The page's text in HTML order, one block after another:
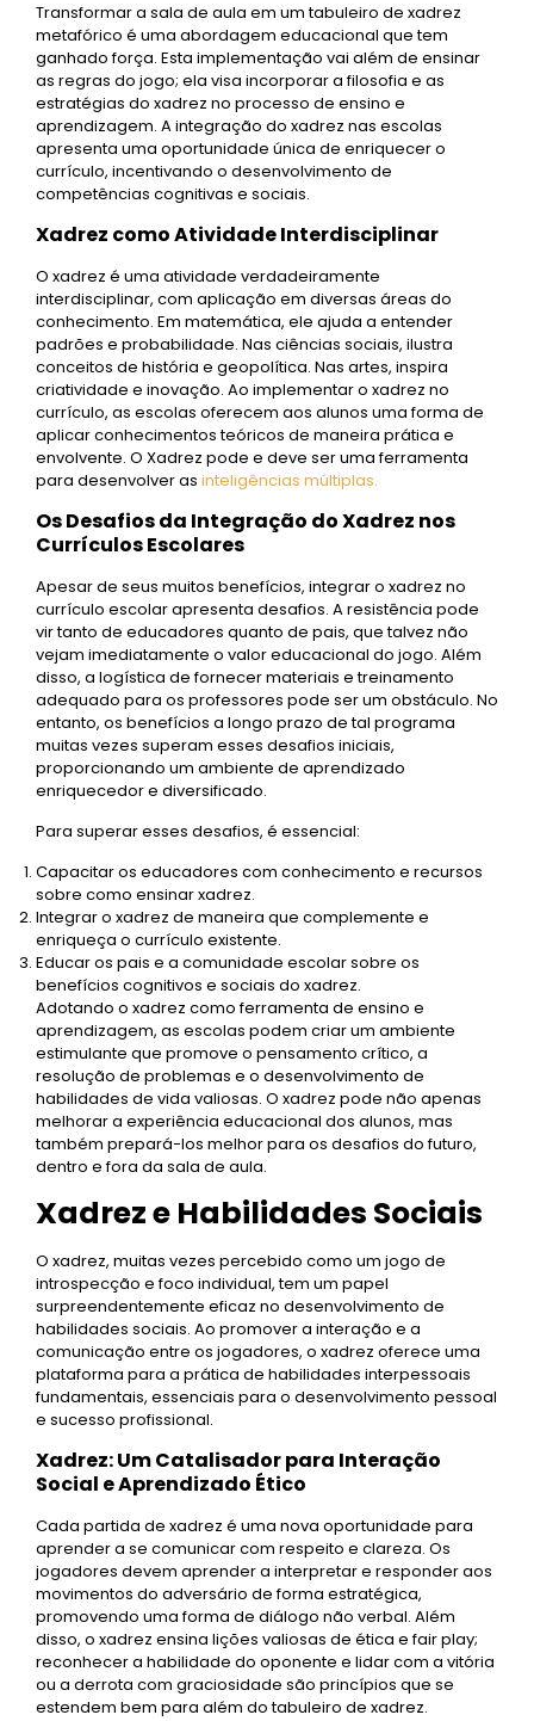
Transformar a sala de aula em um tabuleiro de xadrez
metafórico é uma abordagem educacional que tem
ganhado força. Esta implementação vai além de ensinar
as regras do jogo; ela visa incorporar a filosofia e as
estratégias do xadrez no processo de ensino e
aprendizagem. A integração do xadrez nas escolas
apresenta uma oportunidade única de enriquecer o
currículo, incentivando o desenvolvimento de
competências cognitivas e sociais.
Xadrez como Atividade Interdisciplinar
O xadrez é uma atividade verdadeiramente
interdisciplinar, com aplicação em diversas áreas do
conhecimento. Em matemática, ele ajuda a entender
padrões e probabilidade. Nas ciências sociais, ilustra
conceitos de história e geopolítica. Nas artes, inspira
criatividade e inovação. Ao implementar o xadrez no
currículo, as escolas oferecem aos alunos uma forma de
aplicar conhecimentos teóricos de maneira prática e
envolvente. O Xadrez pode e deve ser uma ferramenta
para desenvolver as inteligências múltiplas.
Os Desafios da Integração do Xadrez nos
Currículos Escolares
Apesar de seus muitos benefícios, integrar o xadrez no
currículo escolar apresenta desafios. A resistência pode
vir tanto de educadores quanto de pais, que talvez não
vejam imediatamente o valor educacional do jogo. Além
disso, a logística de fornecer materiais e treinamento
adequado para os professores pode ser um obstáculo. No
entanto, os benefícios a longo prazo de tal programa
muitas vezes superam esses desafios iniciais,
proporcionando um ambiente de aprendizado
enriquecedor e diversificado.
Para superar esses desafios, é essencial:
Capacitar os educadores com conhecimento e recursos
sobre como ensinar xadrez.
Integrar o xadrez de maneira que complemente e
enriqueça o currículo existente.
Educar os pais e a comunidade escolar sobre os
benefícios cognitivos e sociais do xadrez.
Adotando o xadrez como ferramenta de ensino e
aprendizagem, as escolas podem criar um ambiente
estimulante que promove o pensamento crítico, a
resolução de problemas e o desenvolvimento de
habilidades de vida valiosas. O xadrez pode não apenas
melhorar a experiência educacional dos alunos, mas
também prepará-los melhor para os desafios do futuro,
dentro e fora da sala de aula.
Xadrez e Habilidades Sociais
O xadrez, muitas vezes percebido como um jogo de
introspecção e foco individual, tem um papel
surpreendentemente eficaz no desenvolvimento de
habilidades sociais. Ao promover a interação e a
comunicação entre os jogadores, o xadrez oferece uma
plataforma para a prática de habilidades interpessoais
fundamentais, essenciais para o desenvolvimento pessoal
e sucesso profissional.
Xadrez: Um Catalisador para Interação
Social e Aprendizado Ético
Cada partida de xadrez é uma nova oportunidade para
aprender a se comunicar com respeito e clareza. Os
jogadores devem aprender a interpretar e responder aos
movimentos do adversário de forma estratégica,
promovendo uma forma de diálogo não verbal. Além
disso, o xadrez ensina lições valiosas de ética e fair play;
reconhecer a habilidade do oponente e lidar com a vitória
ou a derrota com graciosidade são princípios que se
estendem bem para além do tabuleiro de xadrez.